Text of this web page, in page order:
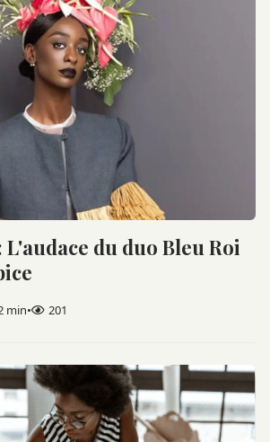
du duo Bleu Roi
min• 201